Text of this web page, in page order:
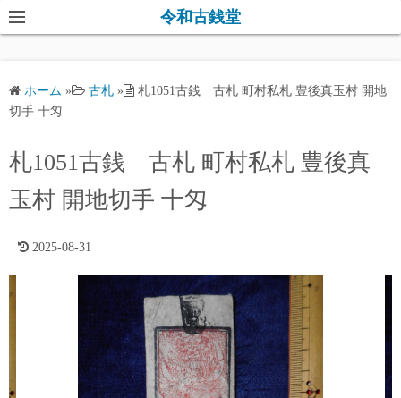
コ
ン
ツ
キ
ッ
令和古銭堂
ホーム » 古札 »
札1051古銭 古札 町村私札 豊後真玉村 開地
切手 十匁
札1051古銭 古札 町村私札 豊後真
玉村 開地切手 十匁
2025-08-31